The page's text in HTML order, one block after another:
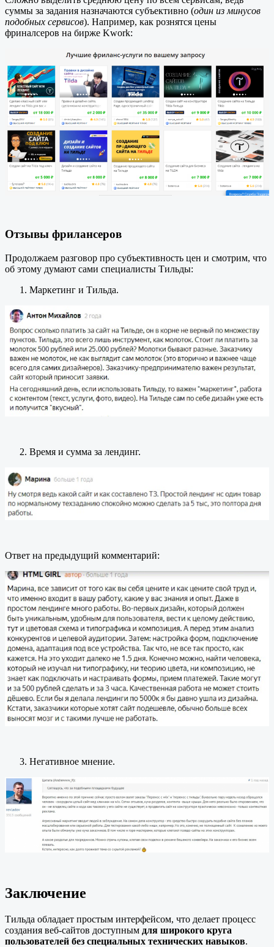
суммы за задания назначаются субъективно (один из минусов
подобных сервисов). Например, как рознятся цены
фриналсеров на бирже Kwork:
Отзывы фрилансеров
Продолжаем разговор про субъективность цен и смотрим, что
об этому думают сами специалисты Тильды:
Маркетинг и Тильда.
Время и сумма за лендинг.
Ответ на предыдущий комментарий:
Негативное мнение.
Заключение
Тильда обладает простым интерфейсом, что делает процесс
создания веб-сайтов доступным для широкого круга
пользователей без специальных технических навыков.